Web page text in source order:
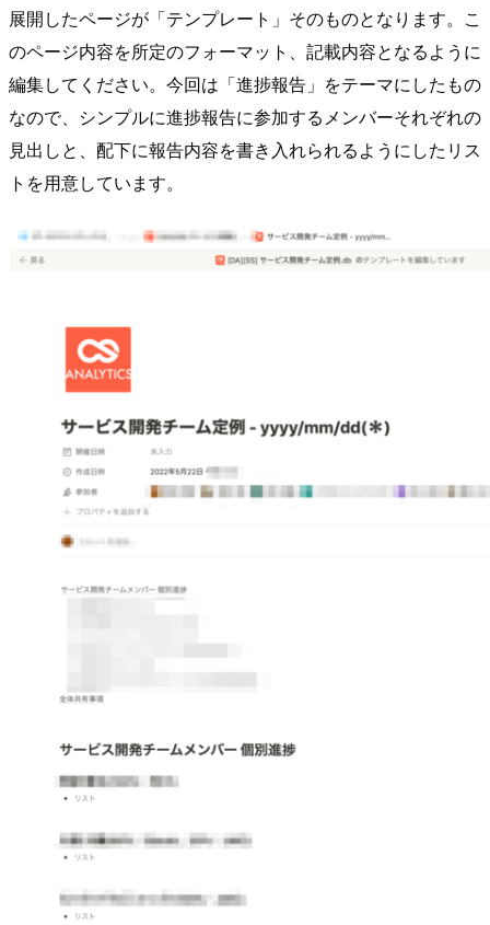
展開したページが「テンプレート」そのものとなります。こ
のページ内容を所定のフォーマット、記載内容となるように
編集してください。今回は「進捗報告」をテーマにしたもの
なので、シンプルに進捗報告に参加するメンバーそれぞれの
見出しと、配下に報告内容を書き入れられるようにしたリス
トを用意しています。